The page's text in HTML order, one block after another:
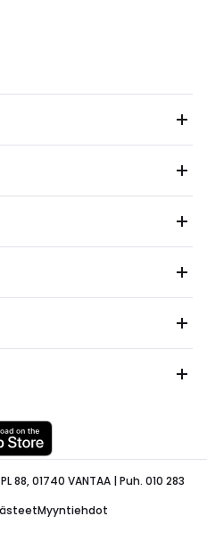
88, 01740 VANTAA | Puh. 010 283
Myyntiehdot